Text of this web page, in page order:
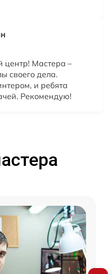
центр! Мастера –
своего дела.
и ребята
Рекомендую!